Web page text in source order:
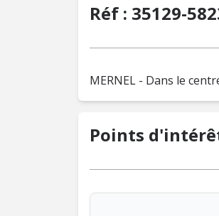
Réf : 35129-
MERNEL - Dans le
Points